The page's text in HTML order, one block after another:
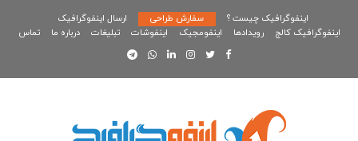
اینفوگرافیک چیست ؟ سفارش طراحی
ارسال اینفوگرافیک
اینفوگرافیک کالج
رویدادها اینفومجیک اینفوشات تبلیغات درباره ما تماس